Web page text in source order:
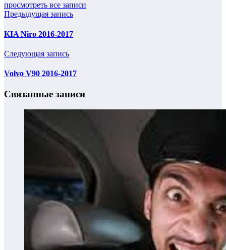
просмотреть все записи
Предыдущая запись
KIA Niro 2016-2017
Следующая запись
Volvo V90 2016-2017
Связанные записи